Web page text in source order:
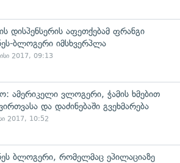
დისპენსერის აფეთქებამ ფრანგი
ბლოგერი იმსხვერპლა
2017, 09:13
ამერიკელი ვლოგერი, ჭამის ხმებით
და დაძინებაში გვეხმარება
2017, 10:52
ბლოგერი, რომელმაც ეპილაციაზე